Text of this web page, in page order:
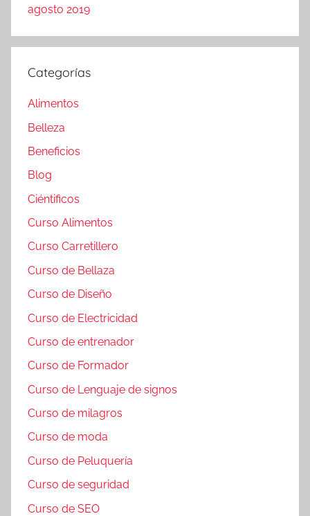
agosto 2019
Categorías
Alimentos
Belleza
Beneficios
Blog
Ciéntificos
Curso Alimentos
Curso Carretillero
Curso de Bellaza
Curso de Diseño
Curso de Electricidad
Curso de entrenador
Curso de Formador
Curso de Lenguaje de signos
Curso de milagros
Curso de moda
Curso de Peluquería
Curso de seguridad
Curso de SEO